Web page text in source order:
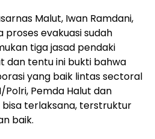
Malut, Iwan Ramdani,
evakuasi sudah
tiga jasad pendaki
dan tentu ini bukti bahwa
yang baik lintas sectoral
Polri, Pemda Halut dan
terlaksana, terstruktur
baik.